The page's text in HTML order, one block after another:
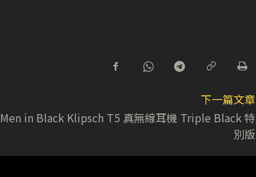
下一篇文章
Men in Black Klipsch T5 真無線耳機 Triple Black 特
別版